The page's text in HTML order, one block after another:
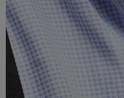
les présidents de
Auvergne et associés
les présidents de
les présidents de
COMMISSIONS :